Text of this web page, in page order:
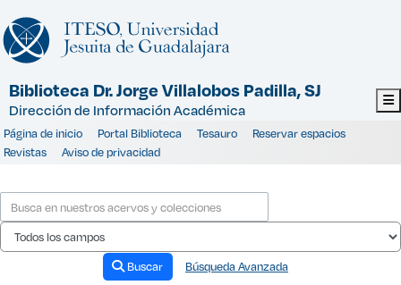
Biblioteca Dr. Jorge Villalobos Padilla, SJ
Dirección de Información Académica
Página de inicio Portal Biblioteca Tesauro
Reservar espacios
Revistas
Aviso de privacidad
Buscar Búsqueda Avanzada